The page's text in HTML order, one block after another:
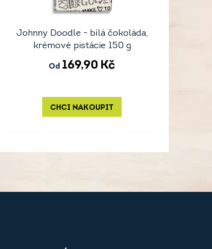
Johnny Doodle - bílá čokoláda,
krémové pistácie 150 g
Od 169,90 Kč
CHCI NAKOUPIT